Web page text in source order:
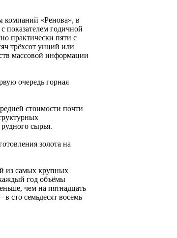
компаний «Ренова», в
показателем годичной
практически пяти с
трёхсот унций или
массовой информации
очередь горная
стоимости почти
сырья.
золота на
из самых крупных
год объёмы
чем на пятнадцать
сто семьдесят восемь